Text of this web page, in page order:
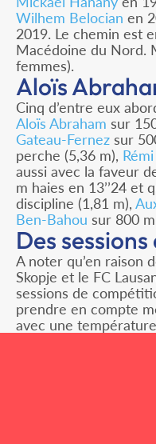
Wilhem Belocian en
2019. Le chemin est
Macédoine du Nord.
femmes).
Aloïs
Cinq d’entre eux
Aloïs Abraham sur
Gateau-Fernez sur
perche (5,36 m),
aussi avec la faveur
m haies en 13’’24 et
discipline (1,81 m),
Ben-Bahou sur 800
Des
A noter qu’en raison
Skopje et le FC
sessions de
prendre en compte
avec une